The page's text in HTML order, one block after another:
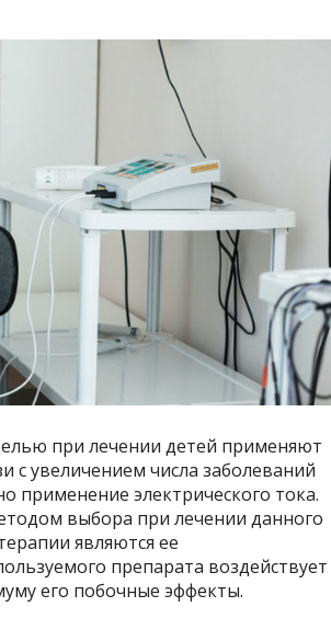
при лечении детей применяют
с увеличением числа заболеваний
применение электрического тока.
выбора при лечении данного
являются ее
препарата воздействует
его побочные эффекты.